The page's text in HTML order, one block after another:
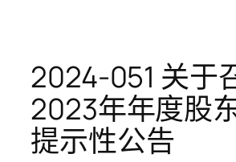
2024-051 关于
2023年年度股
提示性公告